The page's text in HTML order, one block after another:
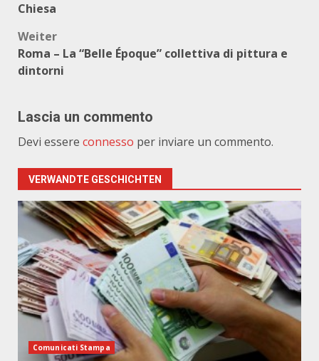
Chiesa
Weiter
Roma – La “Belle Époque” collettiva di pittura e
dintorni
Lascia un commento
Devi essere connesso per inviare un commento.
VERWANDTE GESCHICHTEN
Comunicati Stampa